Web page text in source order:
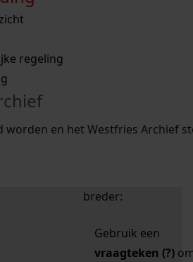
met een aantal zoektips.
met een aantal zoektips.
regeling
worden en het Westfries Archief
zoektips
uw zoekopdracht te
breder:
Gebruik een
vraagteken (?)